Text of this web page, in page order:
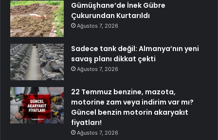
Gümüşhane’de İnek Gübre
Çukurundan Kurtarıldı
Ağustos 7, 2026
Sadece tank değil: Almanya’nın yeni
savaş planı dikkat çekti
Ağustos 7, 2026
22 Temmuz benzine, mazota,
motorine zam veya indirim var mı?
Güncel benzin motorin akaryakıt
fiyatları!
Ağustos 7, 2026